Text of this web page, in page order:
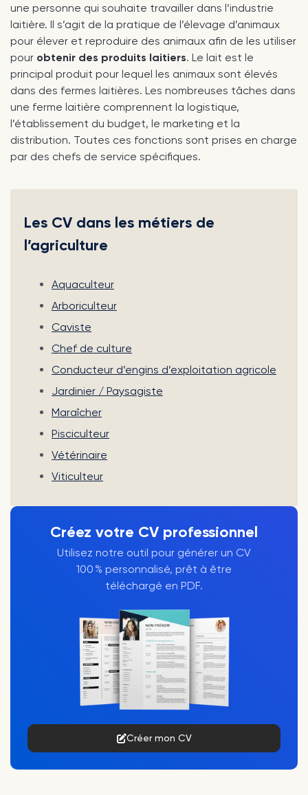
Créez votre CV professionnel
Utilisez notre outil pour générer un CV
100 % personnalisé, prêt à être
téléchargé en PDF.
Créer mon CV
une personne qui souhaite travailler dans l’industrie
laitière. Il s’agit de la pratique de l’élevage d’animaux
pour élever et reproduire des animaux afin de les utiliser
pour obtenir des produits laitiers. Le lait est le
principal produit pour lequel les animaux sont élevés
dans des fermes laitières. Les nombreuses tâches dans
une ferme laitière comprennent la logistique,
l’établissement du budget, le marketing et la
distribution. Toutes ces fonctions sont prises en charge
par des chefs de service spécifiques.
Les CV dans les métiers de
l’agriculture
Aquaculteur
Arboriculteur
Caviste
Chef de culture
Conducteur d’engins d’exploitation agricole
Jardinier / Paysagiste
Maraîcher
Pisciculteur
Vétérinaire
Viticulteur